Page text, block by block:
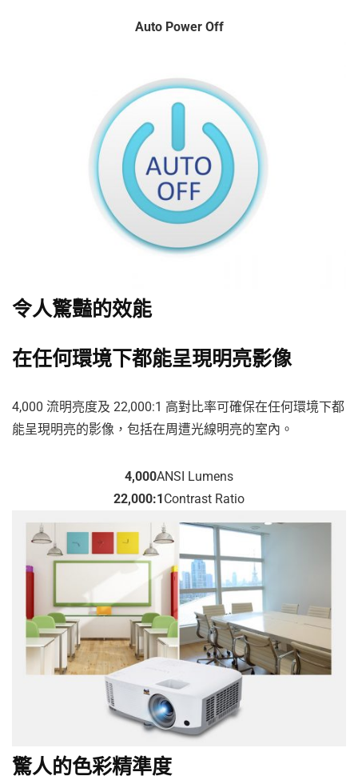
Auto Power Off
令人驚豔的效能
在任何環境下都能呈現明亮影像
4,000 流明亮度及 22,000:1 高對比率可確保在任何環境下都
能呈現明亮的影像，包括在周遭光線明亮的室內。
4,000ANSI Lumens
22,000:1 Contrast Ratio
驚人的色彩精準度